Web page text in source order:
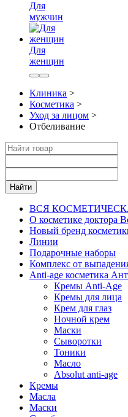
Для
мужчин
Для
женщин
Клиника >
Косметика >
Уход за лицом >
Отбеливание
Найти
ВСЯ
О косметике доктора
Новый бренд
Линии
Подарочные наборы
Комплекс от
Anti-age косметика
Кремы Anti-Age
Кремы для лица
Крем для глаз
Ночной крем
Маски
Сыворотки
Тоники
Масло
Absolut anti-age
Кремы
Масла
Маски